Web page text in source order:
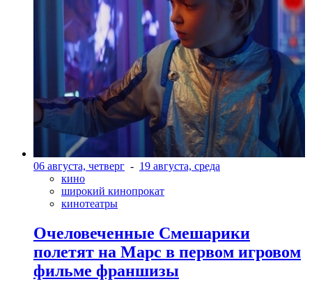
06 августа, четверг - 19 августа, среда
кино
широкий кинопрокат
кинотеатры
Очеловеченные Смешарики
полетят на Марс в первом игровом
фильме франшизы